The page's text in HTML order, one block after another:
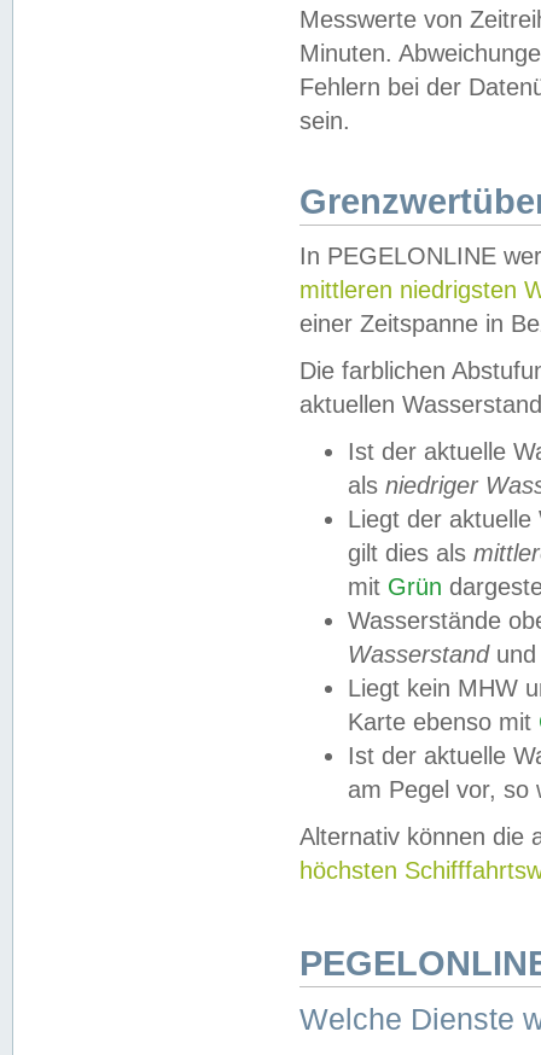
Messwerte von
Minuten.
Fehlern bei der
sein.
In PEGELONLINE
mittleren niedrigsten
einer Zeitspanne in
Die farblichen
aktuellen
Ist der aktuelle
als niedriger
Liegt der
gilt dies als
mit Grün
Wasserstände
Wasserstandund
Liegt kein MHW
Karte ebenso mit
Ist der aktuelle
am Pegel vor,
Alternativ können die
höchsten
Welche Dienste